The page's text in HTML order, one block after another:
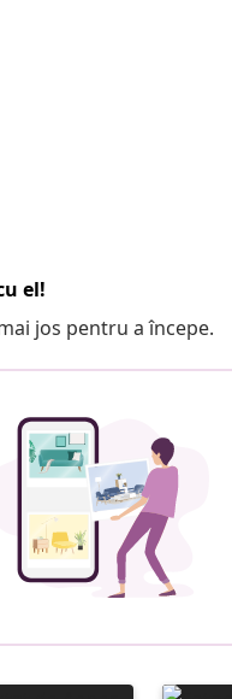
el!
jos pentru a începe.